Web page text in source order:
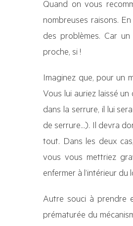
Quand on vous
nombreuses raisons.
des problèmes. Car un
proche, si !
Imaginez que, pour un
Vous lui auriez laissé
dans la serrure, il lui
de serrure…). Il devra
tout. Dans les deux
vous vous mettriez
enfermer à l’intérieur du
Autre souci à prendre
prématurée du